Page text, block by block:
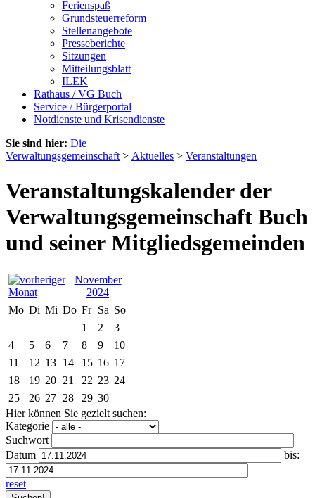
Ferienspaß
Grundsteuerreform
Stellenangebote
Presseberichte
Sitzungen
Mitteilungsblatt
ILEK
Rathaus / VG Buch
Service / Bürgerportal
Notdienste und Krisendienste
Sie sind hier: Die
Verwaltungsgemeinschaft > Aktuelles > Veranstaltungen
Veranstaltungskalender der
Verwaltungsgemeinschaft Buch
und seiner Mitgliedsgemeinden
November
2024
Mo Di Mi Do Fr Sa So
1
2
3
4
5 6 7 8 9
10
11
12 13 14 15 16 17
18
19 20 21 22 23 24
25
26 27 28 29 30
Hier können Sie gezielt suchen:
Kategorie
Suchwort
Datum
bis:
reset